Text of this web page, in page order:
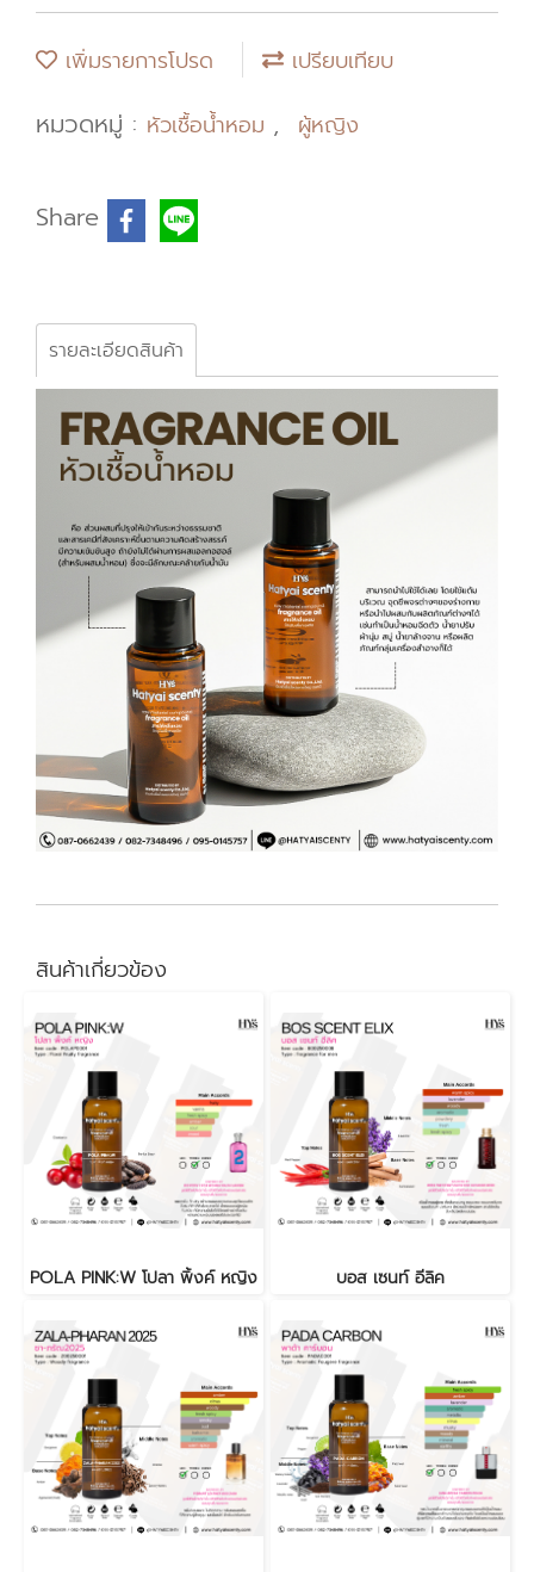
เพิ่มรายการโปรด เปรียบเทียบ
หมวดหมู่ : หัวเชื้อน้ำหอม , ผู้หญิง
Share
รายละเอียดสินค้า
สินค้าเกี่ยวข้อง
POLA PINK:W โปลา พิ้งค์ หญิง บอส เซนท์ อีลิค